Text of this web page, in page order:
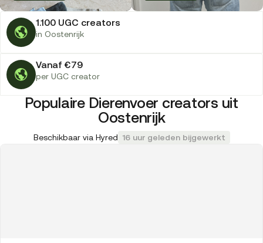
1.100 UGC creators
in Oostenrijk
Vanaf €79
per UGC creator
Populaire Dierenvoer creators uit
Oostenrijk
Beschikbaar via Hyred 16 uur geleden bijgewerkt